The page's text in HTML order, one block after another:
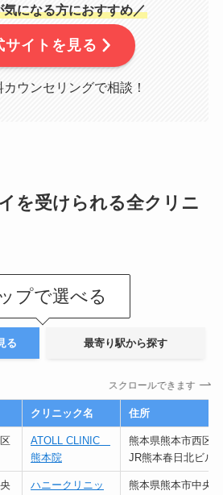
気になる方におすすめ／
サイトを見る
カウンセリングで相談！
を受けられる全クリニ
プで選べる
る 最寄り駅から探す
スクロールできます
クリニック名 住所
ATOLL CLINIC
熊本院
熊本県熊本市西区
JR熊本春日北ビル
ハニークリニッ
熊本県熊本市中央